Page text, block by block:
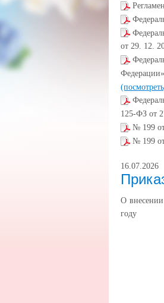
от 29. 12.
125-ФЗ от
№ 199
№ 199
16.07.2026
О
году